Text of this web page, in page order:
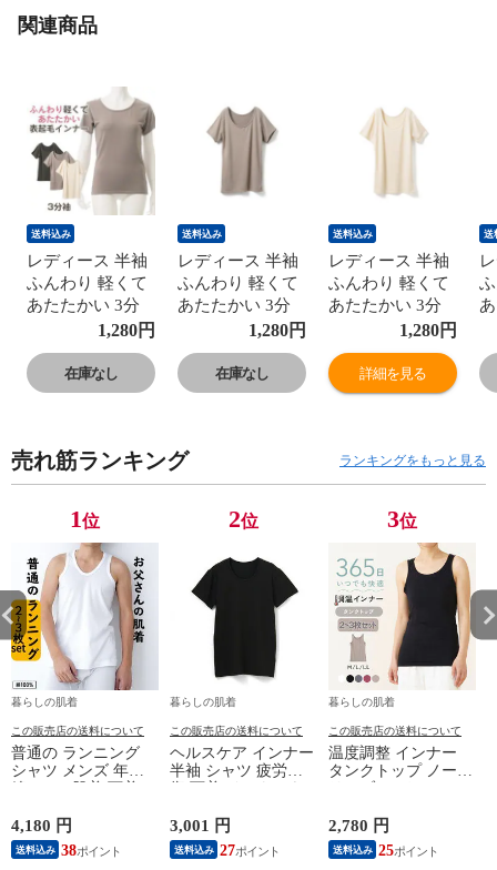
関連商品
送料込み
レディース 半袖
ふんわり 軽くて
あたたかい 3分
袖 秋冬 暖かい
あたたかい 保温
表起毛 無地 シン
プル ストレッチ
ワイト/グレー/チ
ャコールグレー
RT 防寒
1,280円
在庫なし
送料込み
レディース 半袖
ふんわり 軽くて
あたたかい 3分
袖 秋冬 暖かい
あたたかい 保温
表起毛 無地 シン
プル ストレッチ
ワイト/グレー/チ
ャコールグレー
RT 防寒
1,280円
在庫なし
送料込み
レディース 半袖
ふんわり 軽くて
あたたかい 3分
袖 秋冬 暖かい
あたたかい 保温
表起毛 無地 シン
プル ストレッチ
ワイト/グレー/チ
ャコールグレー
1,280円
詳細を見る
送
売れ筋ランキング ランキングをもっと見る
1位
暮らしの肌着
この販売店の送料について
普通の ランニング
シャツ メンズ 年間
ンクトップ ノースリ
ーブ インナー 紳士
男性 シニア 抗菌 防
4,180 円
送料込み 38
2位
暮らしの肌着
この販売店の送料について
ヘルスケア インナー
半袖 シャツ 疲労回
外線 疲労軽減 ボデ
ィケア 健康 プレゼ
ント ギフト ヘルス
3,001 円
送料込み 27
3位
暮らしの肌着
この販売店の送料について
温度調整 インナー
タンクトップ ノース
オフホワイト/ブラウ
ン/ブラック/チャコ
ールグレー/ピンク
2,780 円
送料込み 25